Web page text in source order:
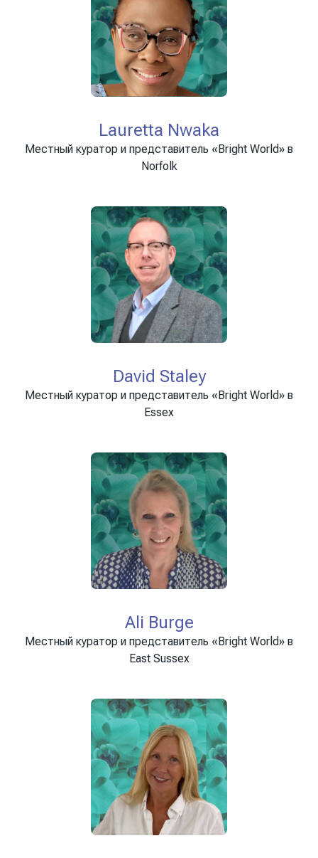
Lauretta Nwaka
Местный куратор и представитель «Bright World» в
Norfolk
David Staley
Местный куратор и представитель «Bright World» в
Essex
Ali Burge
Местный куратор и представитель «Bright World» в
East Sussex